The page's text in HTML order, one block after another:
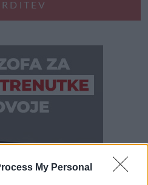
My Personal